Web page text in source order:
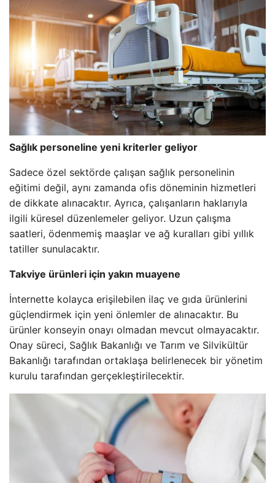
Sağlık personeline yeni kriterler geliyor
Sadece özel sektörde çalışan sağlık personelinin
eğitimi değil, aynı zamanda ofis döneminin hizmetleri
de dikkate alınacaktır. Ayrıca, çalışanların haklarıyla
ilgili küresel düzenlemeler geliyor. Uzun çalışma
saatleri, ödenmemiş maaşlar ve ağ kuralları gibi yıllık
tatiller sunulacaktır.
Takviye ürünleri için yakın muayene
İnternette kolayca erişilebilen ilaç ve gıda ürünlerini
güçlendirmek için yeni önlemler de alınacaktır. Bu
ürünler konseyin onayı olmadan mevcut olmayacaktır.
Onay süreci, Sağlık Bakanlığı ve Tarım ve Silvikültür
Bakanlığı tarafından ortaklaşa belirlenecek bir yönetim
kurulu tarafından gerçekleştirilecektir.